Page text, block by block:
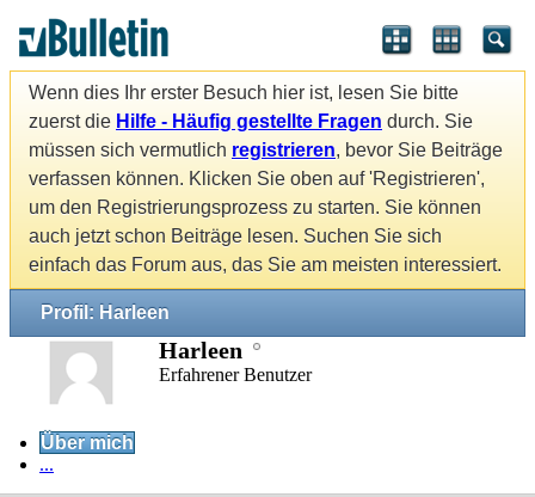
Wenn dies Ihr erster Besuch hier ist, lesen Sie bitte
zuerst die Hilfe - Häufig gestellte Fragen durch. Sie
müssen sich vermutlich registrieren, bevor Sie Beiträge
verfassen können. Klicken Sie oben auf 'Registrieren',
um den Registrierungsprozess zu starten. Sie können
auch jetzt schon Beiträge lesen. Suchen Sie sich
einfach das Forum aus, das Sie am meisten interessiert.
Profil: Harleen
Harleen
Erfahrener Benutzer
Über mich
...